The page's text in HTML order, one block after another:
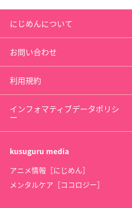
にじめんについて
お問い合わせ
利用規約
インフォマティブデータポリシ
ー
kusuguru media
アニメ情報［にじめん］
メンタルケア［ココロジー］